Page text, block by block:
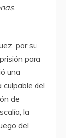
.
por su
para
una
culpable del
de
la
del